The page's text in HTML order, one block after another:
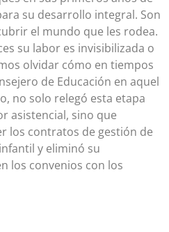
su desarrollo integral. Son
el mundo que les rodea.
su labor es invisibilizada o
olvidar cómo en tiempos
de Educación en aquel
no solo relegó esta etapa
asistencial, sino que
los contratos de gestión de
y eliminó su
los convenios con los